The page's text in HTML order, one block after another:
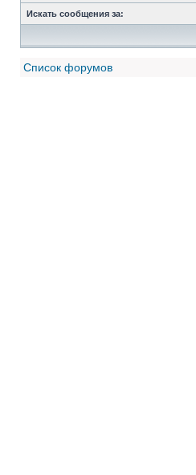
Искать сообщения за:
Список форумов